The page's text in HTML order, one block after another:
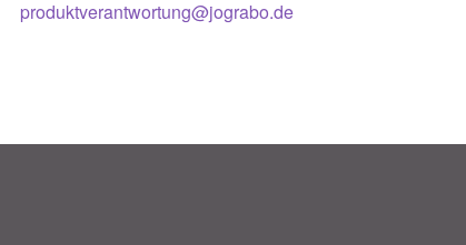
produktverantwortung@jograbo.de